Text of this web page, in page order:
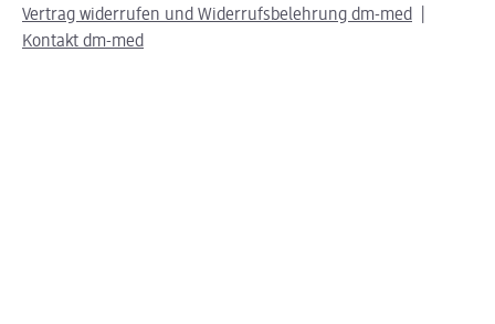
Vertrag widerrufen und Widerrufsbelehrung dm-med
Kontakt dm-med